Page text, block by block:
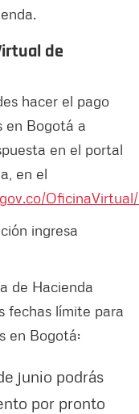
de
hacer el pago
en Bogotá a
en el portal
en el
ingresa
de Hacienda
fechas límite para
en Bogotá:
junio podrás
por pronto